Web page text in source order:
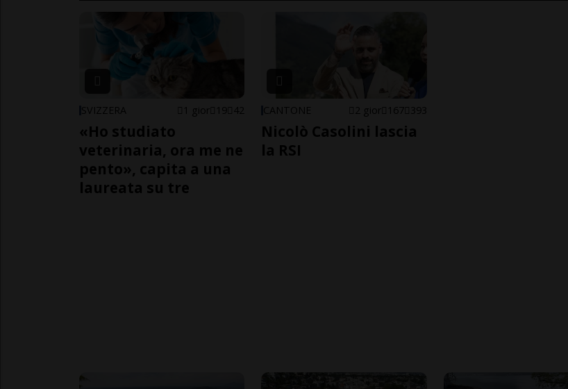
SVIZZERA 1 gior 19 42
«Ho studiato
veterinaria, ora me ne
pento», capita a una
laureata su tre
CANTONE 2 gior 167 393
Nicolò Casolini lascia
la RSI